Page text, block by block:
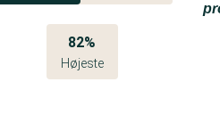
82%
Højeste